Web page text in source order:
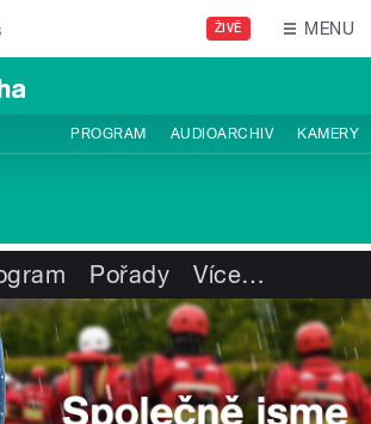
ŽIVĚ MENU
PROGRAM AUDIOARCHIV KAMERY
Pořady Více…